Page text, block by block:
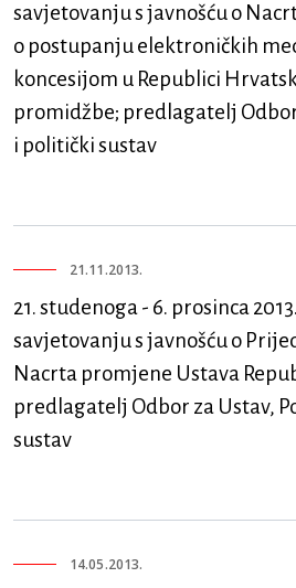
savjetovanju s javnošću o
o postupanju elektroničkih
koncesijom u Republici
promidžbe; predlagatelj
i politički sustav
21.11.2013.
21. studenoga - 6. prosinca
savjetovanju s javnošću o
Nacrta promjene Ustava
predlagatelj Odbor za Ustav,
sustav
14.05.2013.